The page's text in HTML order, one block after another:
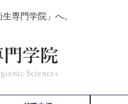
専門学院」へ。